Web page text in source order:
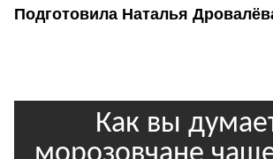
Подготовила Наталья